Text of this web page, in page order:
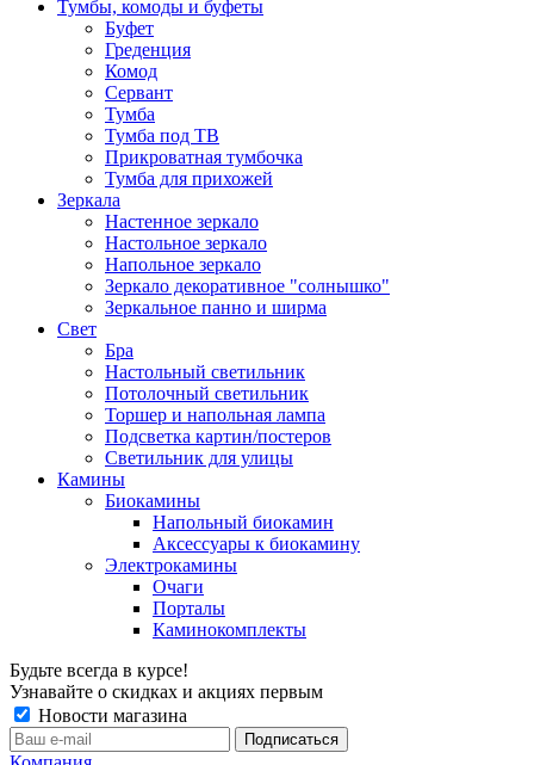
Тумбы, комоды и буфеты
Буфет
Греденция
Комод
Сервант
Тумба
Тумба под ТВ
Прикроватная тумбочка
Тумба для прихожей
Зеркала
Настенное зеркало
Настольное зеркало
Напольное зеркало
Зеркало декоративное "солнышко"
Зеркальное панно и ширма
Свет
Бра
Настольный светильник
Потолочный светильник
Торшер и напольная лампа
Подсветка картин/постеров
Светильник для улицы
Камины
Биокамины
Напольный биокамин
Аксессуары к биокамину
Электрокамины
Очаги
Порталы
Каминокомплекты
Будьте всегда в курсе!
Узнавайте о скидках и акциях первым
Новости магазина